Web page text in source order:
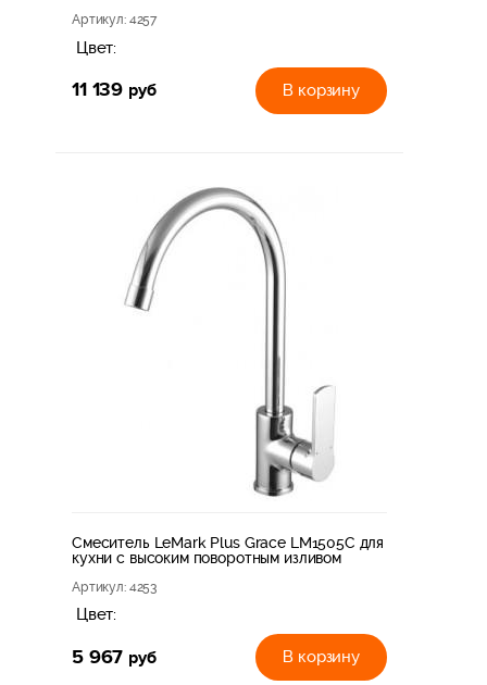
Артикул: 4257
Цвет:
11 139 руб В корзину
Смеситель LeMark Plus Grace LM1505C для
кухни с высоким поворотным изливом
Артикул: 4253
Цвет:
5 967 руб В корзину